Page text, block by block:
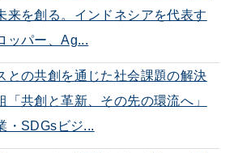
来を創る。インドネシアを代表す
ッパー、Ag...
との共創を通じた社会課題の解決
「共創と革新、その先の環流へ」
・SDGsビジ...